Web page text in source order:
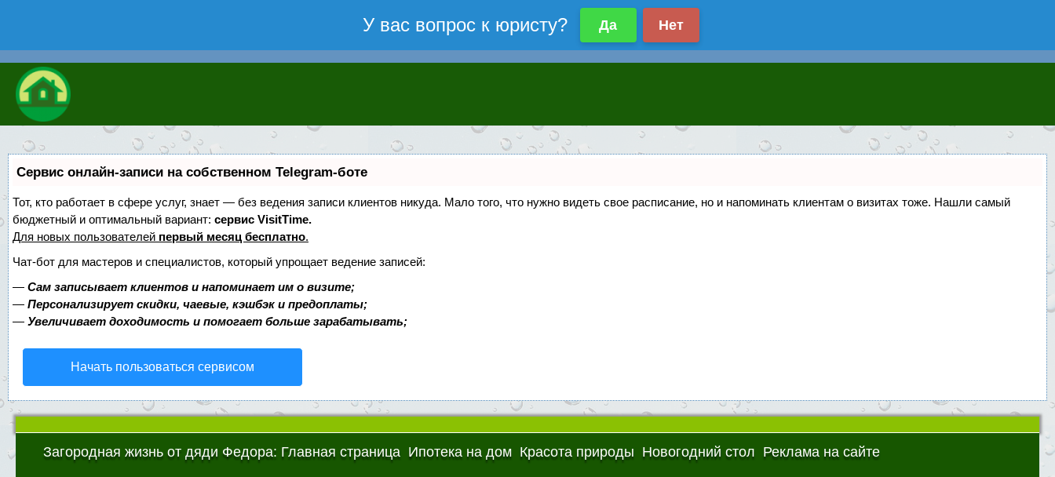
Сервис онлайн-записи на собственном Telegram-боте
Тот, кто работает в сфере услуг, знает — без ведения записи клиентов никуда. Мало того, что нужно видеть свое расписание, но и напоминать клиентам о визитах тоже. Нашли самый
бюджетный и оптимальный вариант: сервис VisitTime.
Для новых пользователей первый месяц бесплатно.
Чат-бот для мастеров и специалистов, который упрощает ведение записей:
— Сам записывает клиентов и напоминает им о визите;
— Персонализирует скидки, чаевые, кэшбэк и предоплаты;
— Увеличивает доходимость и помогает больше зарабатывать;
Начать пользоваться сервисом
Загородная жизнь от дяди Федора: Главная страница Ипотека на дом Красота природы Новогодний стол Реклама на сайте